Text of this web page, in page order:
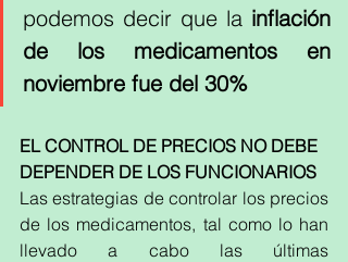
podemos decir que la inflación
de los medicamentos en
noviembre fue del 30%
EL CONTROL DE PRECIOS NO DEBE
DEPENDER DE LOS FUNCIONARIOS
Las estrategias de controlar los precios
de los medicamentos, tal como lo han
llevado a cabo las últimas